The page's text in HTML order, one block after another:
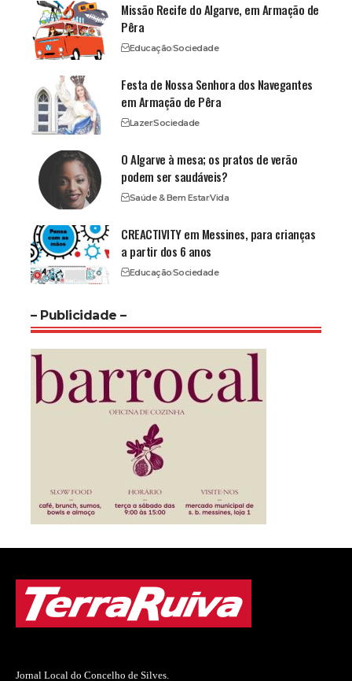
Missão Recife do Algarve, em Armação de
Pêra
EducaçãoSociedade
Festa de Nossa Senhora dos Navegantes
em Armação de Pêra
LazerSociedade
O Algarve à mesa; os pratos de verão
podem ser saudáveis?
Saúde & Bem EstarVida
CREACTIVITY em Messines, para crianças
a partir dos 6 anos
EducaçãoSociedade
– Publicidade –
Jornal Local do Concelho de Silves.